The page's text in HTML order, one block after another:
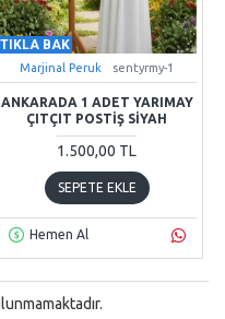
TIKLA BAK
Marjinal Peruk sentyrmy-1
ANKARADA 1 ADET YARIMAY
ÇITÇIT POSTIŞ SIYAH
1.500,00 TL
SEPETE EKLE
Hemen Al